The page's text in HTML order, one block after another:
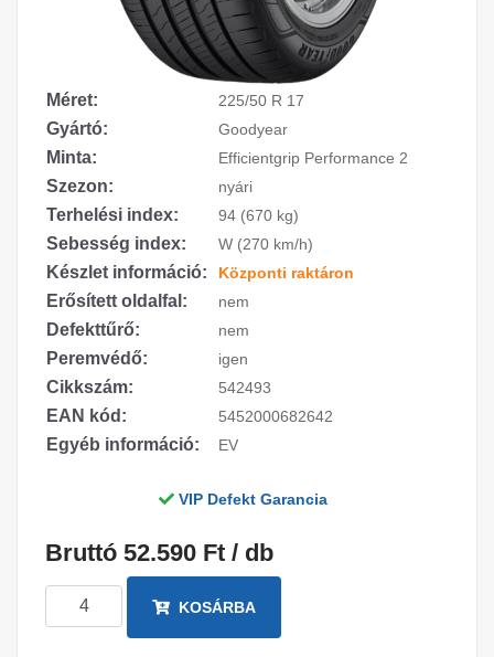
Méret: 225/50 R 17
Gyártó: Goodyear
Minta: Efficientgrip Performance 2
Szezon: nyári
Terhelési index: 94 (670 kg)
Sebesség index: W (270 km/h)
Készlet információ: Központi raktáron
Erősített oldalfal: nem
Defekttűrő: nem
Peremvédő: igen
Cikkszám: 542493
EAN kód: 5452000682642
Egyéb információ: EV
VIP Defekt Garancia
Bruttó 52.590 Ft / db
KOSÁRBA